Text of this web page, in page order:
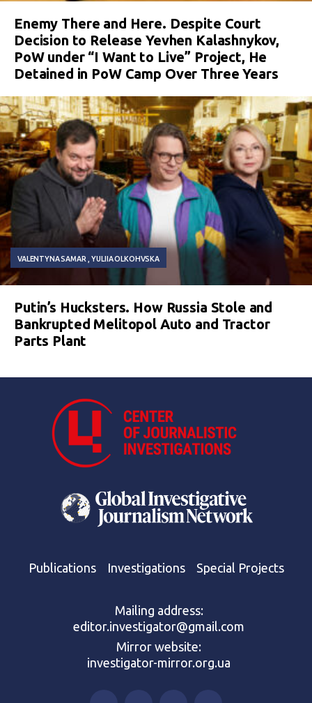
Enemy There and Here. Despite Court
Decision to Release Yevhen Kalashnykov,
PoW under “I Want to Live” Project, He
Detained in PoW Camp Over Three Years
VALENTYNA SAMAR YULIIA OLKOHVSKA
Putin’s Hucksters. How Russia Stole and
Bankrupted Melitopol Auto and Tractor
Parts Plant
Publications Investigations Special Projects
Mailing address:
editor.investigator@gmail.com
Mirror website:
investigator-mirror.org.ua